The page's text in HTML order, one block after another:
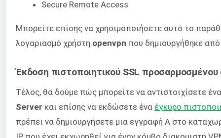
Secure Remote Access
Μπορείτε επίσης να χρησιμοποιήσετε αυτό το
λογαριασμό χρήστη openvpn που δημιουργήθηκε
Έκδοση πιστοποιητικού SSL προσαρμοσμένου
Τέλος, θα δούμε πώς μπορείτε να αντιστοιχίσετε
Server και επίσης να εκδώσετε ένα έγκυρο
πρέπει να δημιουργήσετε μια εγγραφή A στο